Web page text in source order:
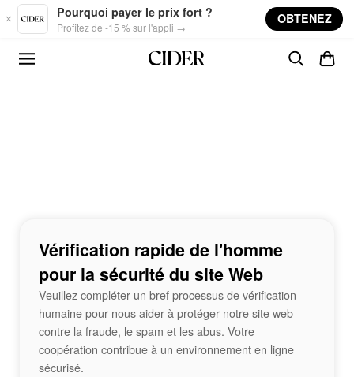
Skip to main content
Pourquoi payer le prix fort ?
Profitez de -15 % sur l'appli →
OBTENEZ
Vérification rapide de l'homme
pour la sécurité du site Web
Veuillez compléter un bref processus de vérification
humaine pour nous aider à protéger notre site web
contre la fraude, le spam et les abus. Votre
coopération contribue à un environnement en ligne
sécurisé.